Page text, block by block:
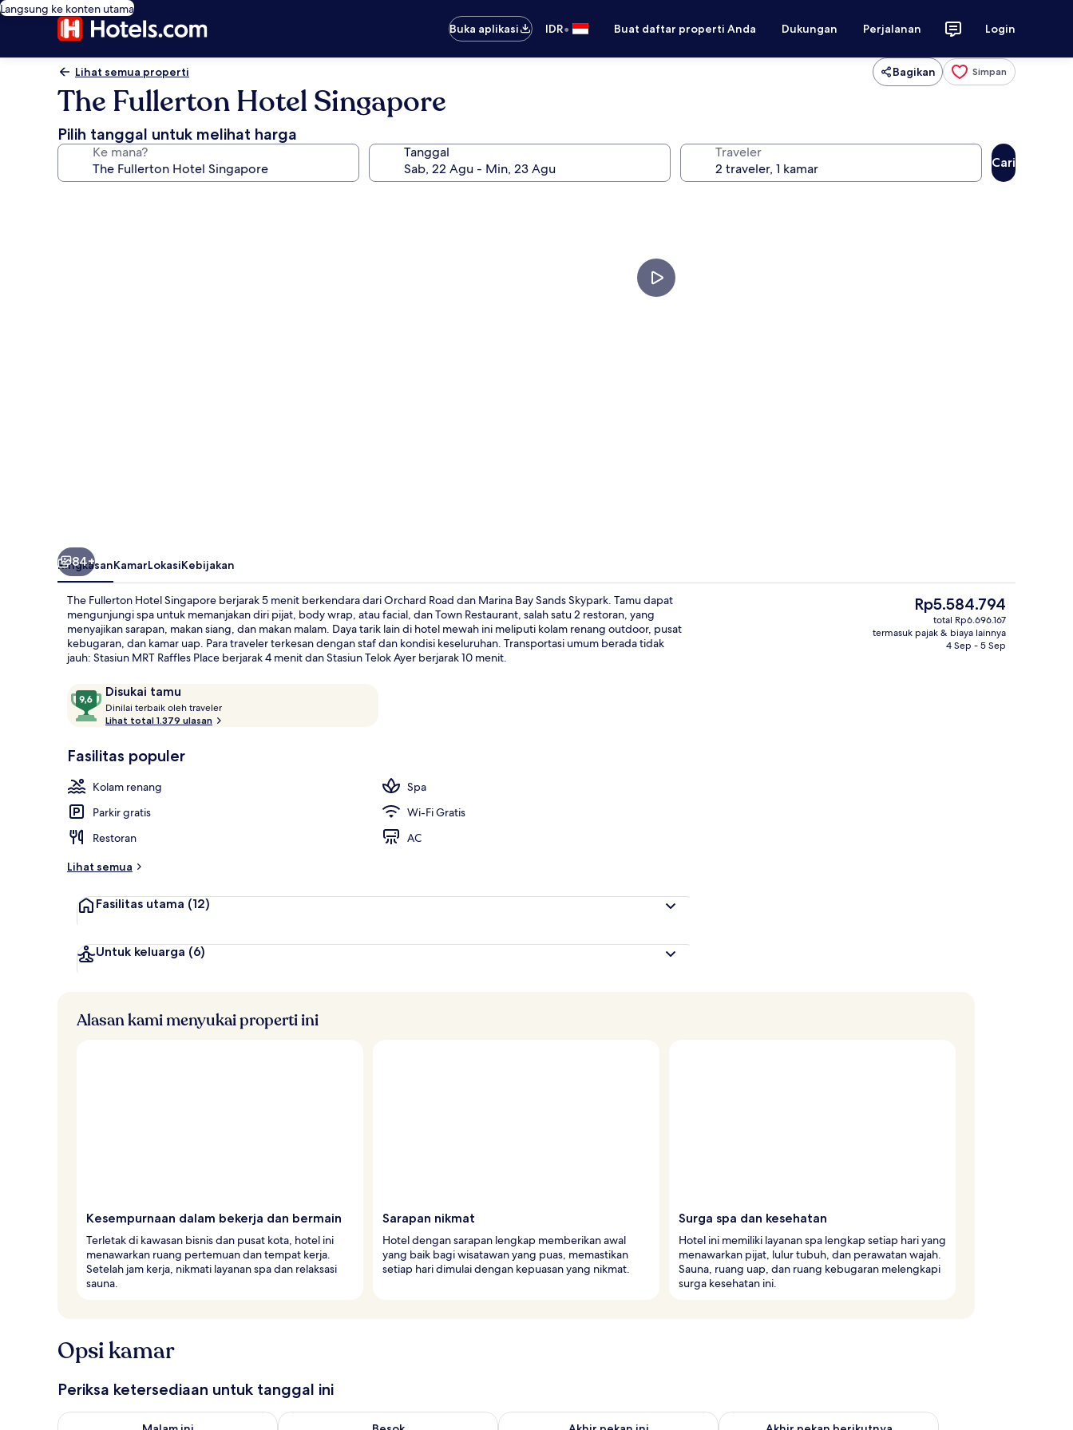
Langsung ke konten utama
Buka aplikasi
IDR• Buat daftar properti Anda Dukungan Perjalanan Login
Lihat semua properti Bagikan Simpan
The Fullerton Hotel Singapore
Pilih tanggal untuk melihat harga
Ke mana? Tanggal Traveler
Cari
Resepsionis Pemandangan dari kamar
84+
RingkasanKamarLokasiKebijakan
The Fullerton Hotel Singapore berjarak 5 menit berkendara dari Orchard Road dan Marina Bay Sands Skypark. Tamu dapat
mengunjungi spa untuk memanjakan diri pijat, body wrap, atau facial, dan Town Restaurant, salah satu 2 restoran, yang
menyajikan sarapan, makan siang, dan makan malam. Daya tarik lain di hotel mewah ini meliputi kolam renang outdoor, pusat
kebugaran, dan kamar uap. Para traveler terkesan dengan staf dan kondisi keseluruhan. Transportasi umum berada tidak
jauh: Stasiun MRT Raffles Place berjarak 4 menit dan Stasiun Telok Ayer berjarak 10 menit.
Ulasan Disukai tamu
9,6
dari
10,
tamu
Dinilai terbaik oleh traveler
i
r
Lihat total 1.379 ulasan
Fasilitas populer
Kolam renang
Spa
Parkir gratis
Wi-Fi Gratis
Restoran
AC
Lihat semua
Fasilitas utama (12)
Untuk keluarga (6)
Harga
saat
ini
Rp5.584.794
Rp5.584.794
total Rp6.696.167
termasuk pajak & biaya lainnya
4 Sep - 5 Sep
Alasan kami menyukai properti ini
Kesempurnaan dalam bekerja dan bermain
Terletak di kawasan bisnis dan pusat kota, hotel ini
menawarkan ruang pertemuan dan tempat kerja.
Setelah jam kerja, nikmati layanan spa dan relaksasi
sauna.
Sarapan nikmat
Hotel dengan sarapan lengkap memberikan awal
yang baik bagi wisatawan yang puas, memastikan
setiap hari dimulai dengan kepuasan yang nikmat.
Surga spa dan kesehatan
Hotel ini memiliki layanan spa lengkap setiap hari yang
menawarkan pijat, lulur tubuh, dan perawatan wajah.
Sauna, ruang uap, dan ruang kebugaran melengkapi
surga kesehatan ini.
Opsi kamar
Periksa ketersediaan untuk tanggal ini
Periksa ketersediaan untuk malam ini Agu 7 - Agu 8Periksa ketersediaan untuk besok Agu 8 - Agu 9Periksa ketersediaan untuk akhir pekan ini Agu 7 - Agu 9Periksa ketersediaan untuk akhir pekan berikutnya Agu 14 -